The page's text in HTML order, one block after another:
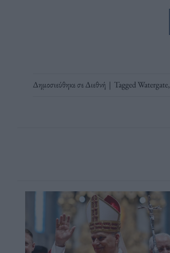
Δημοσιεύθηκε σεΔιεθνή | TaggedWatergate,